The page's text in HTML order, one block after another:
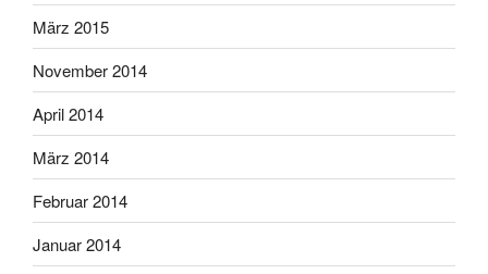
März 2015
November 2014
April 2014
März 2014
Februar 2014
Januar 2014